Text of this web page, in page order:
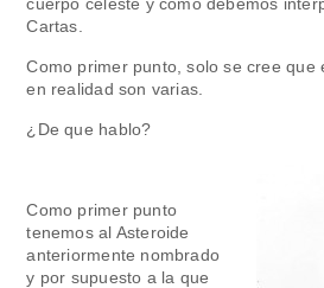
Cartas.
Como primer punto, solo se cree que
en realidad son varias.
¿De que hablo?
Como primer punto
tenemos al Asteroide
anteriormente nombrado
y por supuesto a la que